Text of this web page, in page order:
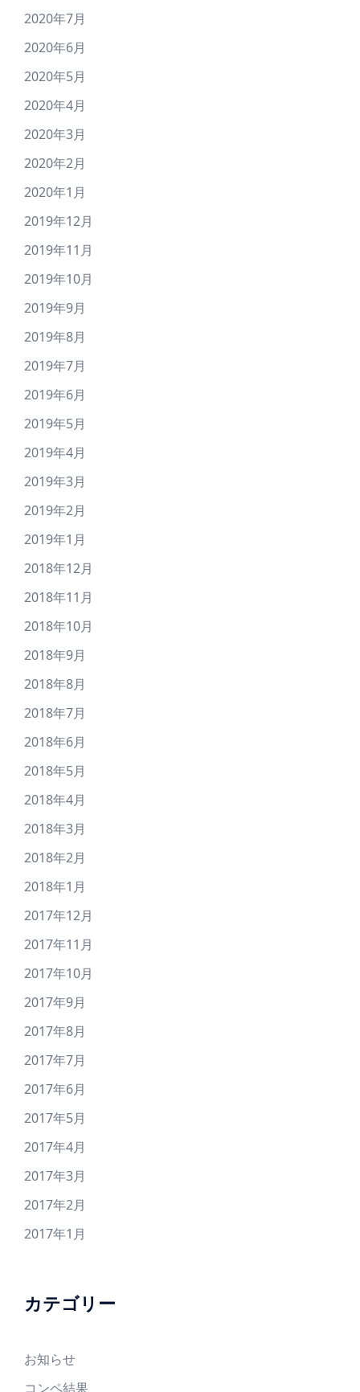
2020年7月
2020年6月
2020年5月
2020年4月
2020年3月
2020年2月
2020年1月
2019年12月
2019年11月
2019年10月
2019年9月
2019年8月
2019年7月
2019年6月
2019年5月
2019年4月
2019年3月
2019年2月
2019年1月
2018年12月
2018年11月
2018年10月
2018年9月
2018年8月
2018年7月
2018年6月
2018年5月
2018年4月
2018年3月
2018年2月
2018年1月
2017年12月
2017年11月
2017年10月
2017年9月
2017年8月
2017年7月
2017年6月
2017年5月
2017年4月
2017年3月
2017年2月
2017年1月
カテゴリー
お知らせ
コンペ結果